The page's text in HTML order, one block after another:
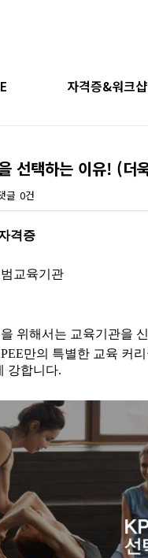
강사
안내
길
자격증&워크샵
필라테스 지도자
티칭 워크샵
선택하는 이유! (더
글 0건
격증
교육기관
위해서는 교육기관을
만의 특별한 교육 커
강합니다.